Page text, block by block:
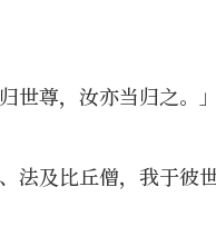
世尊，汝亦当归之。」
法及比丘僧，我于